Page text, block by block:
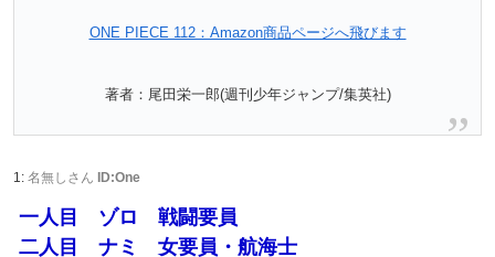
ONE PIECE 112：Amazon商品ページへ飛びます
著者：尾田栄一郎(週刊少年ジャンプ/集英社)
1: 名無しさん ID:One
一人目 ゾロ 戦闘要員
二人目 ナミ 女要員・航海士